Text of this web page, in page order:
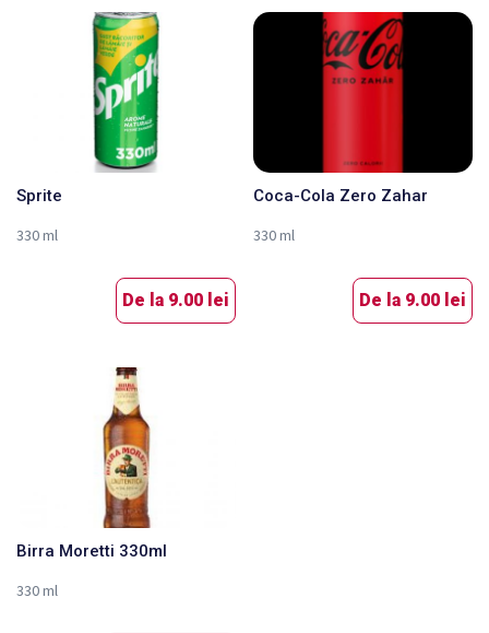
Sprite
330 ml
De la 9.00 lei
Coca-Cola Zero Zahar
330 ml
De la 9.00 lei
Birra Moretti 330ml
330 ml